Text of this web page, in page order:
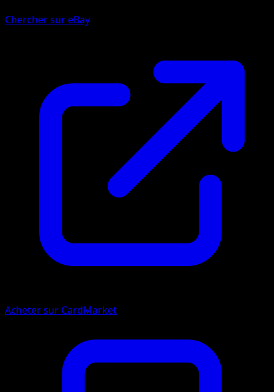
Chercher sur eBay
Acheter sur CardMarket